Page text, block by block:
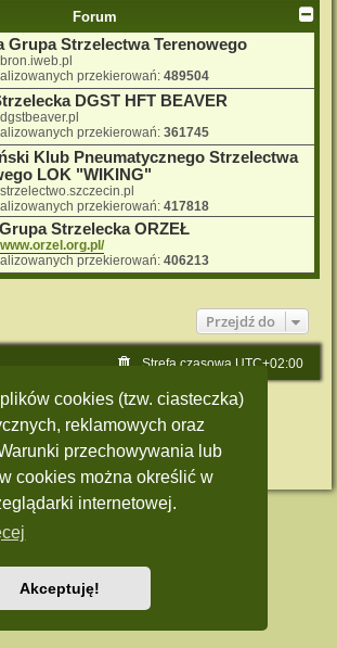
cookies (tzw. ciasteczka)
reklamowych oraz
przechowywania lub
cookies można określić w
internetowej.
Akceptuję!
Forum
Grupa Strzelectwa Terenowego
przekierowań: 489504
DGST HFT BEAVER
przekierowań: 361745
Klub Pneumatycznego Strzelectwa
LOK "WIKING"
przekierowań: 417818
Strzelecka ORZEŁ
www.orzel.org.pl/
przekierowań: 406213
Przejdź do
Strefa czasowa UTC+02:00
phpBB® Forum Software © phpBB Limited
dostarczaphpBB.pl
phpBB-Style-Design
osobowych
|Regulamin